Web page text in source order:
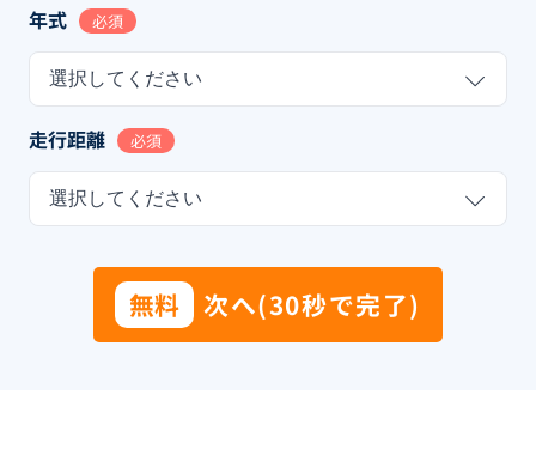
年式 必須
選択してください
走行距離 必須
選択してください
無料 次へ(30秒で完了)